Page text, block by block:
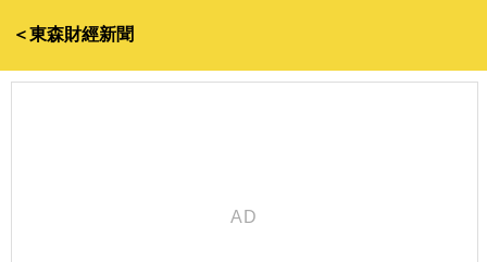
＜東森財經新聞